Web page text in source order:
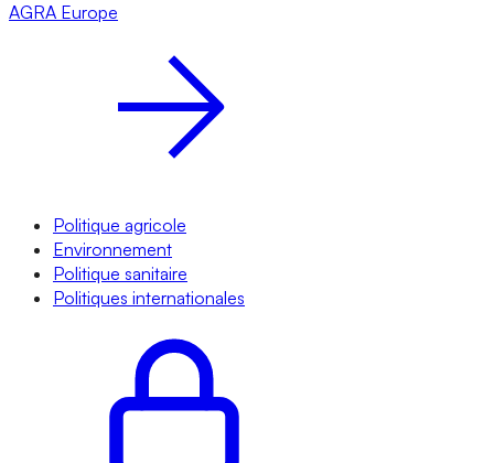
AGRA Europe
Politique agricole
Environnement
Politique sanitaire
Politiques internationales